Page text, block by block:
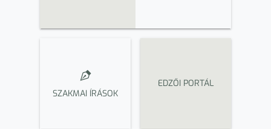
SZAKMAI ÍRÁSOK
EDZŐI PORTÁL